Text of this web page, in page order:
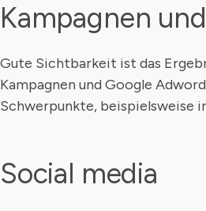
Kampagnen
Gute Sichtbarkeit ist das
Kampagnen und Google
Schwerpunkte, beispielsweise
Social media